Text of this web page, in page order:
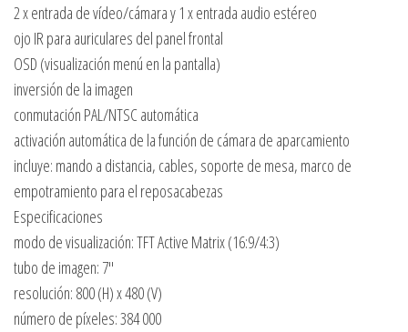
2 x entrada de vídeo/cámara y 1 x entrada audio estéreo
ojo IR para auriculares del panel frontal
OSD (visualización menú en la pantalla)
inversión de la imagen
conmutación PAL/NTSC automática
activación automática de la función de cámara de aparcamiento
incluye: mando a distancia, cables, soporte de mesa, marco de
empotramiento para el reposacabezas
Especificaciones
modo de visualización: TFT Active Matrix (16:9/4:3)
tubo de imagen: 7″
resolución: 800 (H) x 480 (V)
número de píxeles: 384 000